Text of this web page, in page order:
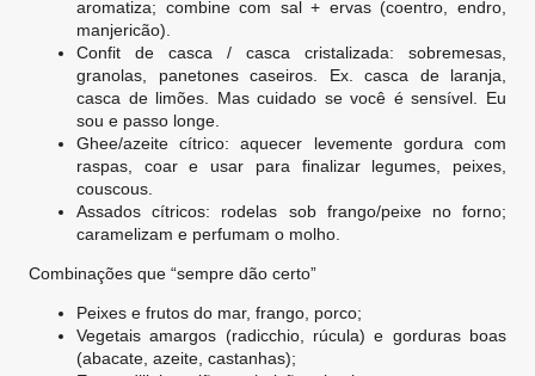
aromatiza; combine com sal + ervas (coentro, endro,
manjericão).
Confit de casca / casca cristalizada: sobremesas,
granolas, panetones caseiros. Ex. casca de laranja,
casca de limões. Mas cuidado se você é sensível. Eu
sou e passo longe.
Ghee/azeite cítrico: aquecer levemente gordura com
raspas, coar e usar para finalizar legumes, peixes,
couscous.
Assados cítricos: rodelas sob frango/peixe no forno;
caramelizam e perfumam o molho.
Combinações que “sempre dão certo”
Peixes e frutos do mar, frango, porco;
Vegetais amargos (radicchio, rúcula) e gorduras boas
(abacate, azeite, castanhas);